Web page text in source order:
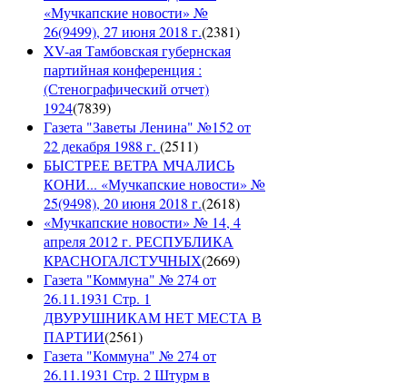
«Мучкапские новости» №
26(9499), 27 июня 2018 г.(2381)
XV-ая Тамбовская губернская
партийная конференция :
(Стенографический отчет)
1924(7839)
Газета "Заветы Ленина" №152 от
22 декабря 1988 г. (2511)
БЫСТРЕЕ ВЕТРА МЧАЛИСЬ
КОНИ... «Мучкапские новости» №
25(9498), 20 июня 2018 г.(2618)
«Мучкапские новости» № 14, 4
апреля 2012 г. РЕСПУБЛИКА
КРАСНОГАЛСТУЧНЫХ(2669)
Газета "Коммуна" № 274 от
26.11.1931 Стр. 1
ДВУРУШНИКАМ НЕТ МЕСТА В
ПАРТИИ(2561)
Газета "Коммуна" № 274 от
26.11.1931 Стр. 2 Штурм в